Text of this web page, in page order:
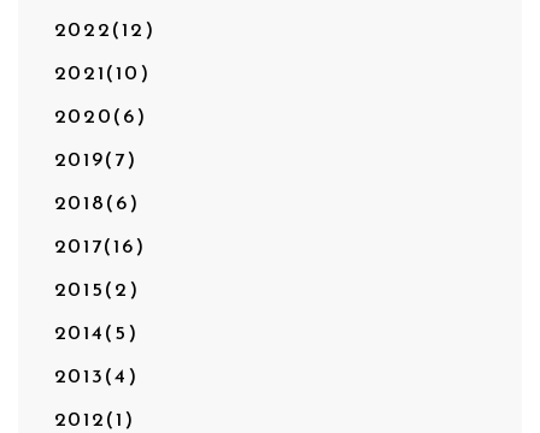
2022(12)
2021(10)
2020(6)
2019(7)
2018(6)
2017(16)
2015(2)
2014(5)
2013(4)
2012(1)